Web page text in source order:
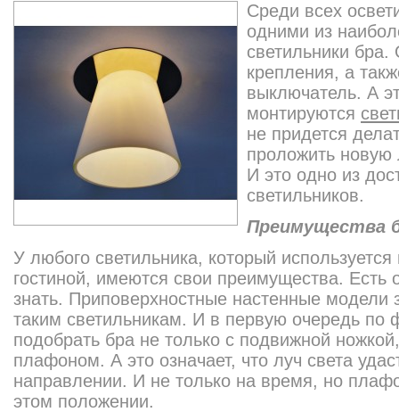
Среди всех
одними из
светильники
крепления, а
выключатель. А
монтируются
не придется
проложить новую
И это одно из
светильников.
Преимущества
У любого светильника, который
гостиной, имеются свои преимущества. Есть
знать. Приповерхностные настенные модели
таким светильникам. И в первую очередь по
подобрать бра не только с подвижной
плафоном. А это означает, что луч света
направлении. И не только на время, но
этом положении.